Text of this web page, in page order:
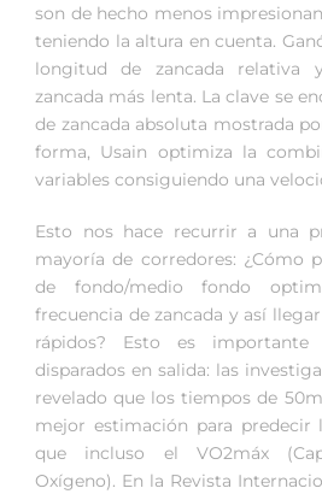
son de hecho menos
teniendo la altura en cuenta.
longitud de zancada relativa
zancada más lenta. La clave se
de zancada absoluta mostrada
forma, Usain optimiza la
variables consiguiendo una
Esto nos hace recurrir a una
mayoría de corredores: ¿Cómo
de fondo/medio fondo
frecuencia de zancada y así
rápidos? Esto es
disparados en salida: las
revelado que los tiempos de
mejor estimación para predecir
que incluso el VO2máx
Oxígeno). En la Revista